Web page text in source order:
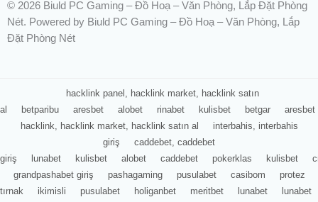
© 2026 Biuld PC Gaming – Đồ Hoạ – Văn Phòng, Lắp Đặt Phòng
Nét. Powered by Biuld PC Gaming – Đồ Hoạ – Văn Phòng, Lắp
Đặt Phòng Nét
hacklink panel, hacklink market, hacklink satın
al
betparibu aresbet alobet rinabet kulisbet betgar
aresbet
hacklink, hacklink market, hacklink satın al
interbahis, interbahis
giriş
caddebet, caddebet
giriş
lunabet kulisbet alobet caddebet pokerklas kulisbet
grandpashabet giriş
pashagaming pusulabet casibom
protez
tırnak
ikimisli pusulabet holiganbet meritbet lunabet
lunabet